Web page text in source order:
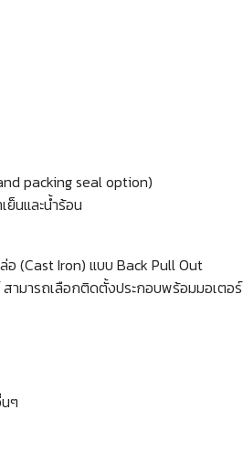
packing seal option)
นและน้ำร้อน
อ (Cast Iron) แบบ Back Pull Out
ามารถเลือกติดตั้งประกอบพร้อมมอเตอร์
ๆ